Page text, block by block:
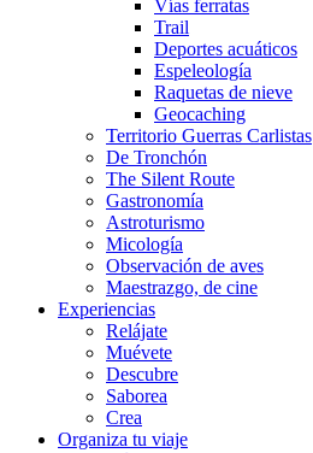
Vías ferratas
Trail
Deportes acuáticos
Espeleología
Raquetas de nieve
Geocaching
Territorio Guerras Carlistas
De Tronchón
The Silent Route
Gastronomía
Astroturismo
Micología
Observación de aves
Maestrazgo, de cine
Experiencias
Relájate
Muévete
Descubre
Saborea
Crea
Organiza tu viaje